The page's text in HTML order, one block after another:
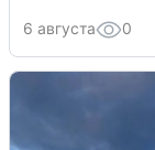
6 августа 0